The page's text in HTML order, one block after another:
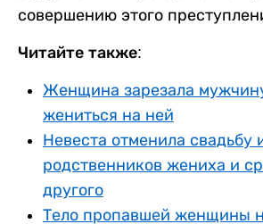
совершению этого
Читайте также:
Женщина зарезала
жениться на ней
Невеста отменила свадьбу
родственников жениха и
другого
Тело пропавшей женщины